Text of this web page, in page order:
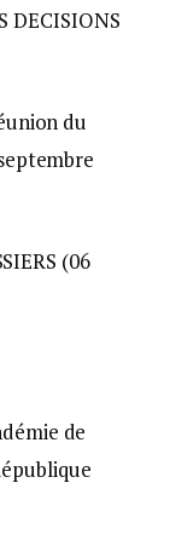
DECISIONS
du
(06
de